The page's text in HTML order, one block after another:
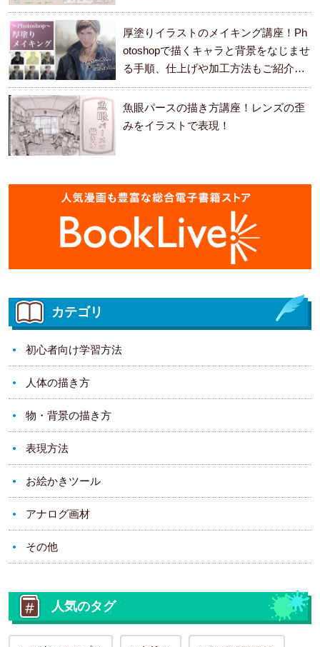
厚塗りイラストのメイキング講座！Ph
otoshopで描くキャラと背景をなじませ
る手順、仕上げや加工方法もご紹介し
ます。
魚眼パースの描き方講座！レンズの歪
みをイラストで表現！
カテゴリ
初心者向け学習方法
人体の描き方
物・背景の描き方
表現方法
お絵かきツール
アナログ画材
その他
人気のタグ